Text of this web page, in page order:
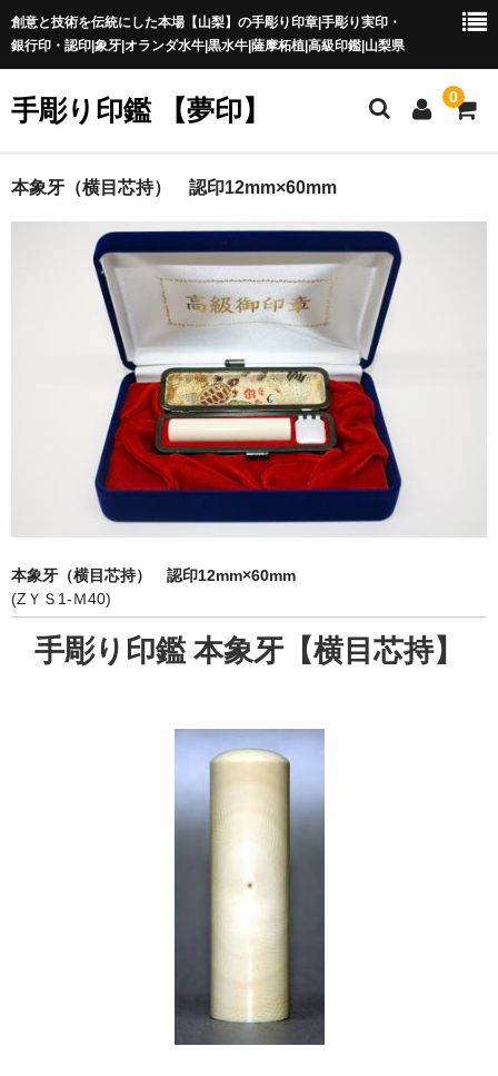
創意と技術を伝統にした本場【山梨】の手彫り印章|手彫り実印・
銀行印・認印|象牙|オランダ水牛|黒水牛|薩摩柘植|高級印鑑|山梨県
手彫り印鑑 【夢印】 0
夢印TOP
印章の本場 山梨
一級印章彫刻技能士
印鑑の書体
象牙印鑑の種類
お客様の声
ご利用案内
本象牙（横目芯持） 認印12mm×60mm
本象牙（横目芯持） 認印12mm×60mm
(ZＹＳ1-Ｍ40)
手彫り印鑑 本象牙【横目芯持】